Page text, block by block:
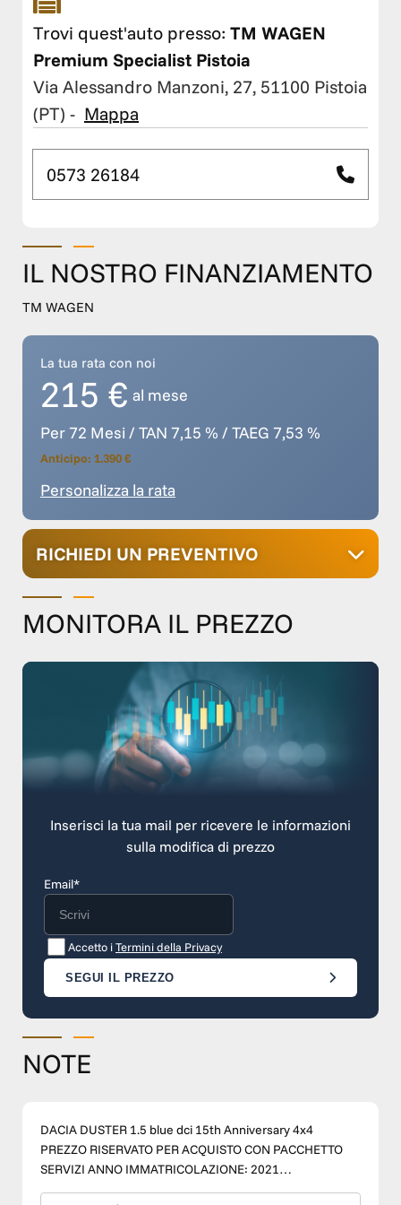
Trovi quest'auto presso: TM WAGEN
Premium Specialist Pistoia
Via Alessandro Manzoni, 27, 51100 Pistoia
(PT) - Mappa
0573 26184
IL NOSTRO FINANZIAMENTO
TM WAGEN
La tua rata con noi
215 € al mese
Per 72 Mesi / TAN 7,15 % / TAEG 7,53 %
Anticipo: 1.390 €
Personalizza la rata
RICHIEDI UN PREVENTIVO
MONITORA IL PREZZO
Inserisci la tua mail per ricevere le informazioni
sulla modifica di prezzo
Email*
Accetto iTermini della Privacy
SEGUI IL PREZZO
NOTE
DACIA DUSTER 1.5 blue dci 15th Anniversary 4x4
PREZZO RISERVATO PER ACQUISTO CON PACCHETTO
SERVIZI ANNO IMMATRICOLAZIONE: 2021
CHILOMETRAGGIO: 119.000 km CATEGORIA: USATO